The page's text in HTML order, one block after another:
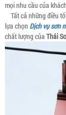
mọi nhu cầu của
Tất cả những điều
lựa chọn Dịch vụ sơn
chất lượng của Thái